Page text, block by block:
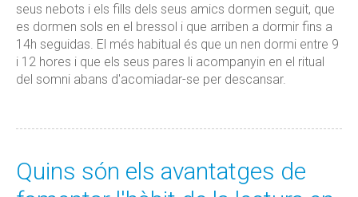
seus nebots i els fills dels seus amics dormen seguit, que
es dormen sols en el bressol i que arriben a dormir fins a
14h seguidas. El més habitual és que un nen dormi entre 9
i 12 hores i que els seus pares li acompanyin en el ritual
del somni abans d'acomiadar-se per descansar.
Quins són els avantatges de